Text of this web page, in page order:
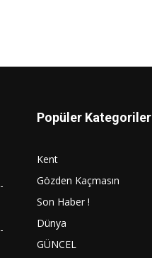
Popüler Kategoriler
Kent
Gözden Kaçmasın
Son Haber !
Dünya
GÜNCEL